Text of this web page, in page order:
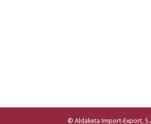
© Aldaketa Import-Export,